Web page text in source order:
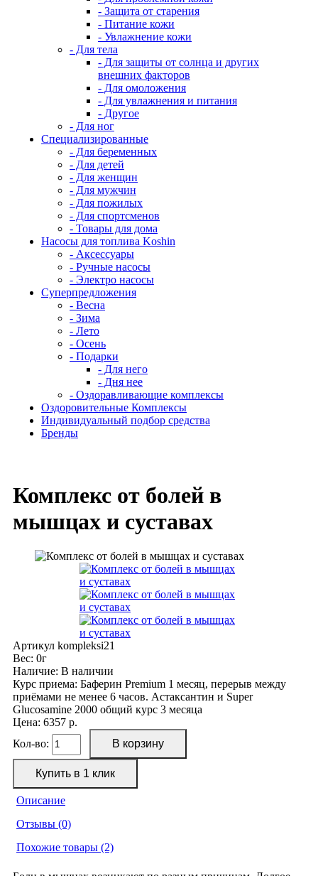
- Защита от старения
- Питание кожи
- Увлажнение кожи
- Для тела
- Для защиты от солнца и других
внешних факторов
- Для омоложения
- Для увлажнения и питания
- Другое
- Для ног
Специализированные
- Для беременных
- Для детей
- Для женщин
- Для мужчин
- Для пожилых
- Для спортсменов
- Товары для дома
Насосы для топлива Koshin
- Аксессуары
- Ручные насосы
- Электро насосы
Суперпредложения
- Весна
- Зима
- Лето
- Осень
- Подарки
- Для него
- Дня нее
- Оздоравливающие комплексы
Оздоровительные Комплексы
Индивидуальный подбор средства
Бренды
Комплекс от болей в
мышцах и суставах
Артикул kompleksi21
Вес: 0г
Наличие: В наличии
Курс приема: Баферин Premium 1 месяц, перерыв между
приёмами не менее 6 часов. Астаксантин и Super
Glucosamine 2000 общий курс 3 месяца
Цена: 6357 р.
Кол-во:
Описание
Отзывы (0)
Похожие товары (2)